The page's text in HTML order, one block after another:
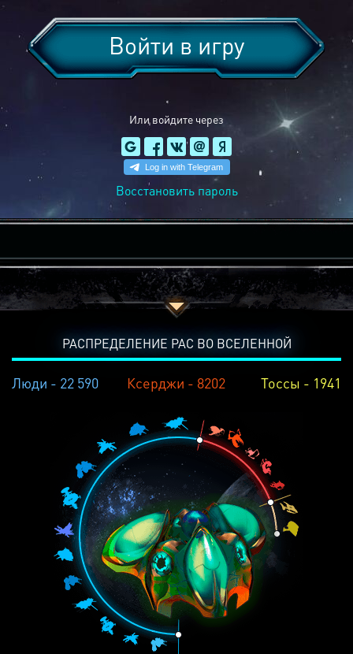
Или войдите через
Войти в игру
Восстановить пароль
РАСПРЕДЕЛЕНИЕ РАС ВО ВСЕЛЕННОЙ
Люди - 22 590 Ксерджи - 8202 Тоссы - 1941